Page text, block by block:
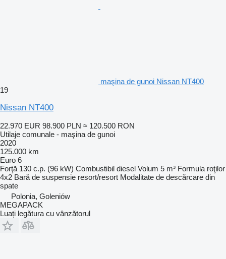
maşina de gunoi Nissan NT400
19
Nissan NT400
22.970 EUR 98.900 PLN ≈ 120.500 RON
Utilaje comunale - maşina de gunoi
2020
125.000 km
Euro 6
Forţă 130 c.p. (96 kW) Combustibil diesel Volum 5 m³ Formula roţilor
4x2 Bară de suspensie resort/resort Modalitate de descărcare din
spate
Polonia, Goleniów
MEGAPACK
Luați legătura cu vânzătorul